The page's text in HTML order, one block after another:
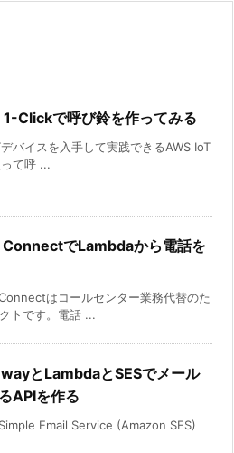
Clickで呼び鈴を作ってみる
バイスを入手して実践できるAWS IoT
て呼 ...
でLambdaから電話を
はコールセンター業務代替のた
トです。電話 ...
とLambdaとSESでメール
APIを作る
Email Service (Amazon SES)